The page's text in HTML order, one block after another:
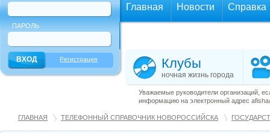
ПАРОЛЬ
Регистрация
Главная Новости Справка
Клубы
ночная жизнь города
Уважаемые руководители организаций,
информацию на электронный адрес
ГЛАВНАЯ ТЕЛЕФОННЫЙ СПРАВОЧНИК НОВОРОССИЙСКА